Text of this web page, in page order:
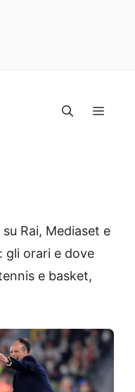
Rai, Mediaset e
gli orari e dove
e basket,